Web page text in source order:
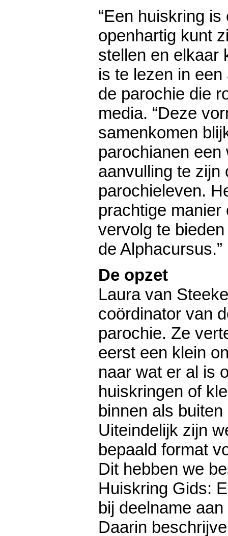
“Een huiskring
openhartig kunt
stellen en elkaar
is te lezen in
de parochie die
media. “Deze
samenkomen
parochianen een
aanvulling te zijn
parochieleven.
prachtige
vervolg te
de Alphacursus.”
De opzet
Laura van
coördinator van
parochie. Ze
eerst een klein
naar wat er al is
huiskringen of
binnen als
Uiteindelijk zijn
bepaald format
Dit hebben we
Huiskring Gids:
bij deelname
Daarin